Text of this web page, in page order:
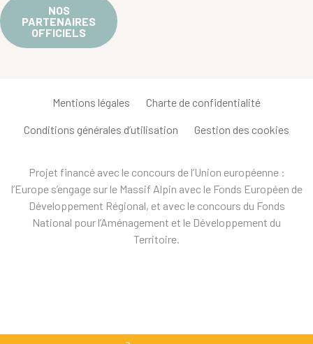
NOS
PARTENAIRES
OFFICIELS
Mentions légales Charte de confidentialité
Conditions générales d’utilisation Gestion des cookies
Projet financé avec le concours de l’Union européenne :
l’Europe s’engage sur le Massif Alpin avec le Fonds Européen de
Développement Régional, et avec le concours du Fonds
National pour l’Aménagement et le Développement du
Territoire.